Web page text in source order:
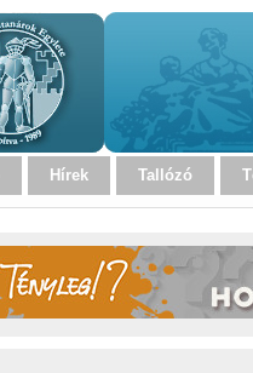
Hírek Tallózó